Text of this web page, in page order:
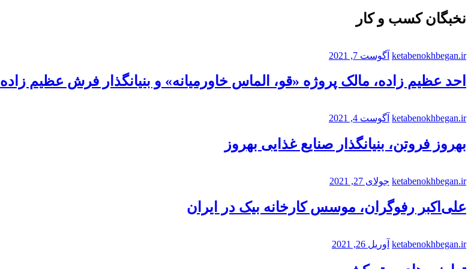
نخبگان کسب و کار
ketabenokhbegan.ir آگوست 7, 2021
احد عظیم زاده، مالک پروژه «قو، الماس خاورمیانه» و بنیانگذار فرش عظیم زاده
ketabenokhbegan.ir آگوست 4, 2021
بهروز فروتن، بنیانگذار صنایع غذایی بهروز
ketabenokhbegan.ir جولای 27, 2021
علی‌اکبر رفوگران، موسس کارخانه بیک در ایران
ketabenokhbegan.ir آوریل 26, 2021